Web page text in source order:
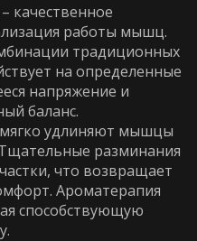
качественное
работы мышц.
традиционных
на определенные
напряжение и
баланс.
удлиняют мышцы
разминания
что возвращает
Ароматерапия
способствующую